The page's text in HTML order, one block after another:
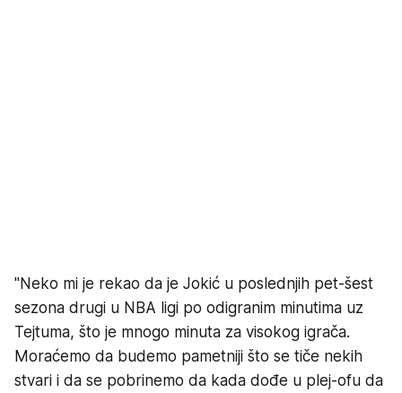
"Neko mi je rekao da je Jokić u poslednjih pet-šest
sezona drugi u NBA ligi po odigranim minutima uz
Tejtuma, što je mnogo minuta za visokog igrača.
Moraćemo da budemo pametniji što se tiče nekih
stvari i da se pobrinemo da kada dođe u plej-ofu da